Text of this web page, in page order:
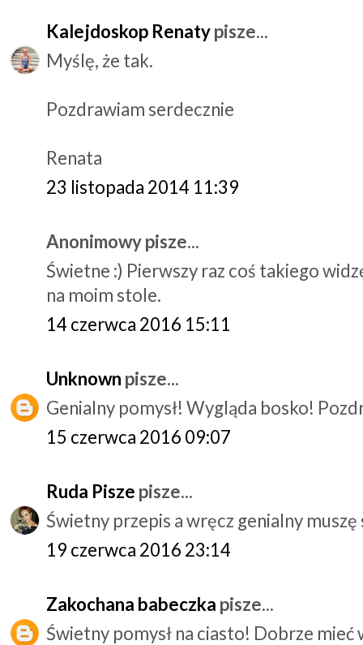
Kalejdoskop Renatypisze...
Myślę, że tak.
Pozdrawiam serdecznie
Renata
23 listopada 2014 11:39
Anonimowy pisze...
Świetne :) Pierwszy raz coś takiego
na moim stole.
14 czerwca 2016 15:11
Unknown pisze...
Genialny pomysł! Wygląda bosko!
15 czerwca 2016 09:07
Ruda Pisze pisze...
Świetny przepis a wręcz genialny
19 czerwca 2016 23:14
Zakochana babeczka pisze...
Świetny pomysł na ciasto! Dobrze